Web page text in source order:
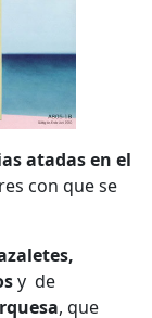
atadas en el
con que se
y de
, que